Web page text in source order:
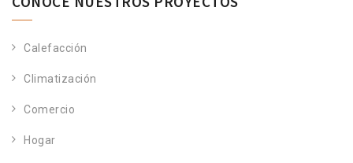
Calefacción
Climatización
Comercio
Hogar